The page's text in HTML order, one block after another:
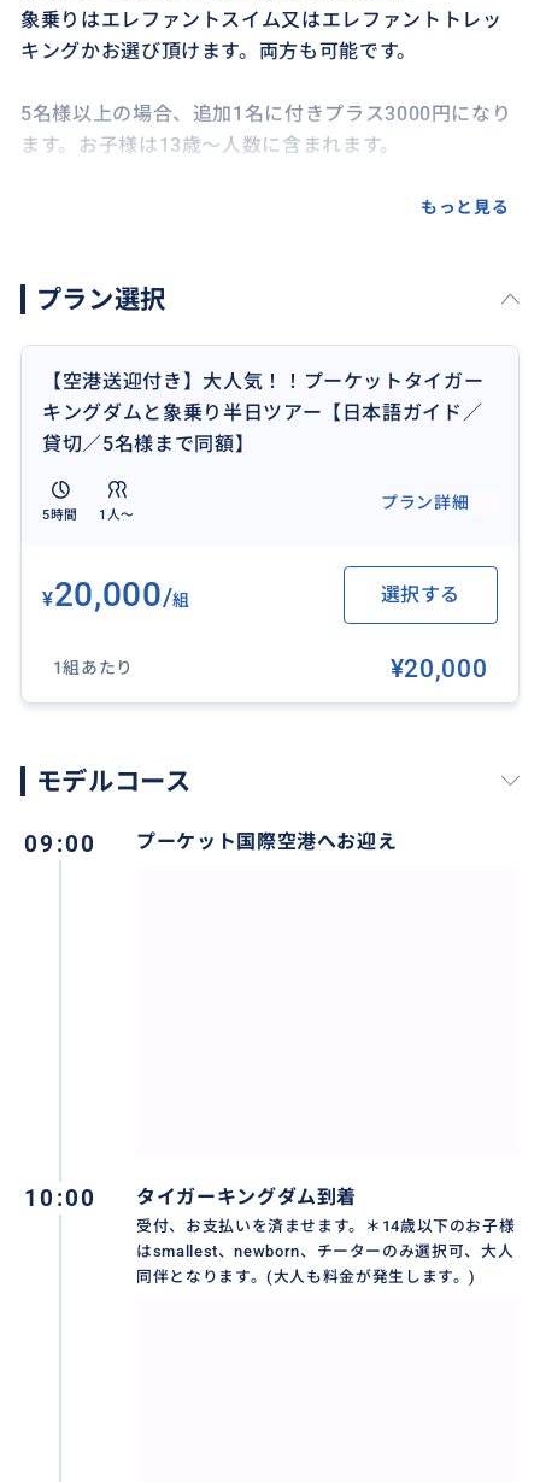
象乗りはエレファントスイム又はエレファントトレッ
キングかお選び頂けます。両方も可能です。
5名様以上の場合、追加1名に付きプラス3000円になり
ます。お子様は13歳〜人数に含まれます。
また、マイカオ、ラグーナ、ラワイ、ナイハーンエリア
★ピピ島+カイ島ツアー
https://travel.buyma.com/service/a010504/ic010104
200108000003/?hotel=1
★1日フリープランツアー
https://travel.buyma.com/service/a010504/ic010101
おすすめ
プーケット国際空港お迎え又は送り
もっと見る
プラン選択
【空港送迎付き】大人気！！プーケットタイガー
キングダムと象乗り半日ツアー【日本語ガイド／
貸切／5名様まで同額】
5時間 1人〜
プラン詳細
¥20,000/組 選択する
1組あたり ¥20,000
モデルコース
09:00 プーケット国際空港へお迎え
10:00 タイガーキングダム到着
受付、お支払いを済ませます。＊14歳以下のお子様
はsmallest、newborn、チーターのみ選択可、大人
同伴となります。(大人も料金が発生します。)